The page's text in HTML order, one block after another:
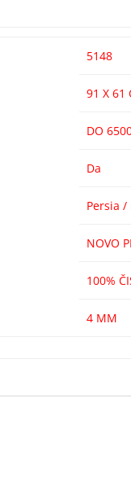
5148
91 X 61
DO
Da
Persia /
NOVO
100%
4 MM